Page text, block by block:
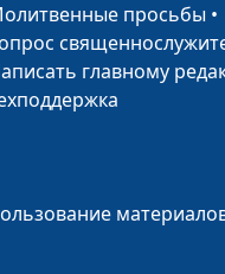
просьбы
главному
материалов